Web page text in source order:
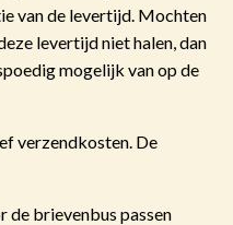
van de levertijd. Mochten
levertijd niet halen, dan
mogelijk van op de
verzendkosten. De
de brievenbus passen